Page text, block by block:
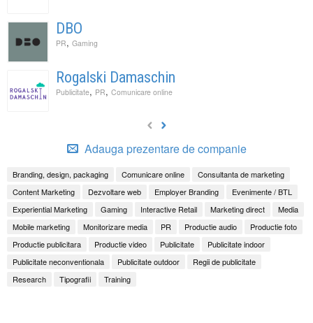
DBO
PR, Gaming
Rogalski Damaschin
Publicitate, PR, Comunicare online
Adauga prezentare de companie
Branding, design, packaging Comunicare online
Consultanta de marketing
Content Marketing
Dezvoltare web Employer Branding
Evenimente / BTL
Experiential Marketing
Gaming Interactive Retail Marketing direct
Media
Mobile marketing
Monitorizare media PR Productie audio
Productie foto
Productie publicitara
Productie video Publicitate
Publicitate indoor
Publicitate neconventionala
Publicitate outdoor
Regii de publicitate
Research
Tipografii Training